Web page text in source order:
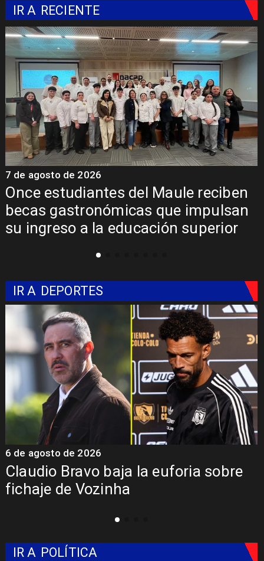
IR A RECIENTE
Once estudiantes del Maule reciben
becas gastronómicas que impulsan
su ingreso a la educación superior
7 de agosto de 2026
IR A DEPORTES
Claudio Bravo baja la euforia sobre
fichaje de Vozinha
6 de agosto de 2026
IR A POLÍTICA